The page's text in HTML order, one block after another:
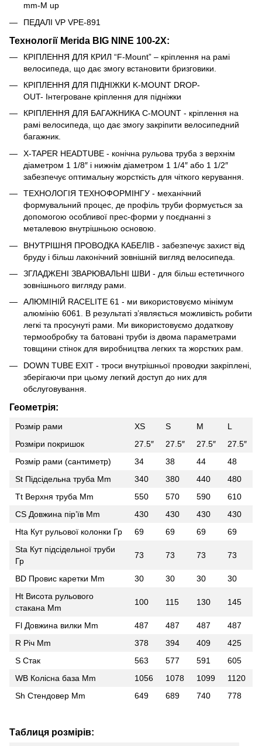
mm-M up
ПЕДАЛІ VP VPE-891
Технології Merida BIG NINE 100-2X:
КРІПЛЕННЯ ДЛЯ КРИЛ “F-Mount” – кріплення на рамі
велосипеда, що дає змогу встановити бризговики.
КРІПЛЕННЯ ДЛЯ ПІДНІЖКИ K-MOUNT DROP-
OUT- Інтегроване кріплення для підніжки
КРІПЛЕННЯ ДЛЯ БАГАЖНИКА C-MOUNT - кріплення на
рамі велосипеда, що дає змогу закріпити велосипедний
багажник.
X-TAPER HEADTUBE - конічна рульова труба з верхнім
діаметром 1 1/8″ і нижнім діаметром 1 1/4″ або 1 1/2″
забезпечує оптимальну жорсткість для чіткого керування.
ТЕХНОЛОГІЯ ТЕХНОФОРМІНГУ - механічний
формувальний процес, де профіль труби формується за
допомогою особливої прес-форми у поєднанні з
металевою внутрішньою основою.
ВНУТРІШНЯ ПРОВОДКА КАБЕЛІВ - забезпечує захист від
бруду і більш лаконічний зовнішній вигляд велосипеда.
ЗГЛАДЖЕНІ ЗВАРЮВАЛЬНІ ШВИ - для більш естетичного
зовнішнього вигляду рами.
АЛЮМІНІЙ RACELITE 61 - ми використовуємо мінімум
алюмінію 6061. В результаті з’являється можливість робити
легкі та просунуті рами. Ми використовуємо додаткову
термообробку та батовані труби із двома параметрами
товщини стінок для виробництва легких та жорстких рам.
DOWN TUBE EXIT - троси внутрішньої проводки закріплені,
зберігаючи при цьому легкий доступ до них для
обслуговування.
Геометрія:
Розмір рами XS S M
L
Розміри покришок
27.5″ 27.5″ 27.5″
27.5″
Розмір рами (сантиметр)
34 38 44
48
St Підсідельна труба Mm
340 380 440
480
Tt Верхня труба Mm
550 570 590
610
CS Довжина пір’їв Mm
430 430 430
430
Hta Кут рульової колонки Гр
69 69 69
69
Sta Кут підсідельної труби
Гр
73 73 73 73
BD Провис каретки Mm 30 30 30
30
Ht Висота рульового
стакана Mm
100 115 130 145
Fl Довжина вилки Mm 487 487 487
487
R Річ Mm
378 394 409
425
S Стак
563 577 591
605
WB Колісна база Mm
1056 1078 1099
1120
Sh Стендовер Mm
649 689 740 778
Таблиця розмірів: